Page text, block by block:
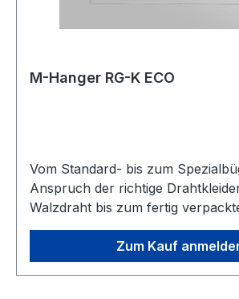
M-Hanger RG-K ECO
Vom Standard- bis zum
Anspruch der richtige
Walzdraht bis zum fertig
Ständige Entwicklung in den
Drahtzieherei und
zeichnen unsere Produkte
Zum Kauf